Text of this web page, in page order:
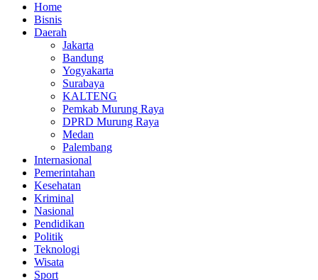
Home
Bisnis
Daerah
Jakarta
Bandung
Yogyakarta
Surabaya
KALTENG
Pemkab Murung Raya
DPRD Murung Raya
Medan
Palembang
Internasional
Pemerintahan
Kesehatan
Kriminal
Nasional
Pendidikan
Politik
Teknologi
Wisata
Sport